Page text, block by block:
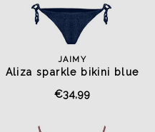
JAIMY
Aliza sparkle bikini blue
€34,99